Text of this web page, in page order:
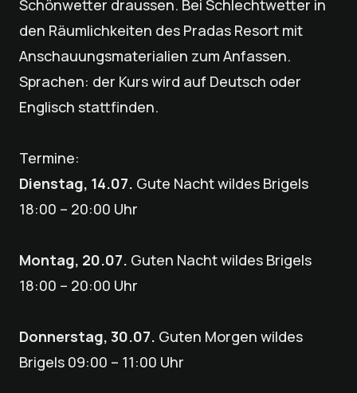
Schönwetter draussen. Bei Schlechtwetter in
den Räumlichkeiten des Pradas Resort mit
Anschauungsmaterialien zum Anfassen.
Sprachen: der Kurs wird auf Deutsch oder
Englisch stattfinden.
Termine:
Dienstag, 14.07. Gute Nacht wildes Brigels
18:00 – 20:00 Uhr
Montag, 20.07. Guten Nacht wildes Brigels
18:00 – 20:00 Uhr
Donnerstag, 30.07. Guten Morgen wildes
Brigels 09:00 – 11:00 Uhr